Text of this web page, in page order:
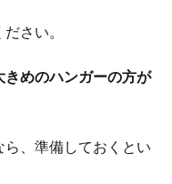
さい。
めのハンガーの方が
、準備しておくとい